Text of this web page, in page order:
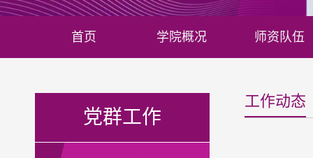
首页 学院概况 师资队伍
党群工作
工作动态